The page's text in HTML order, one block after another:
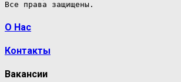
Все права защищены.
О Нас
Контакты
Вакансии